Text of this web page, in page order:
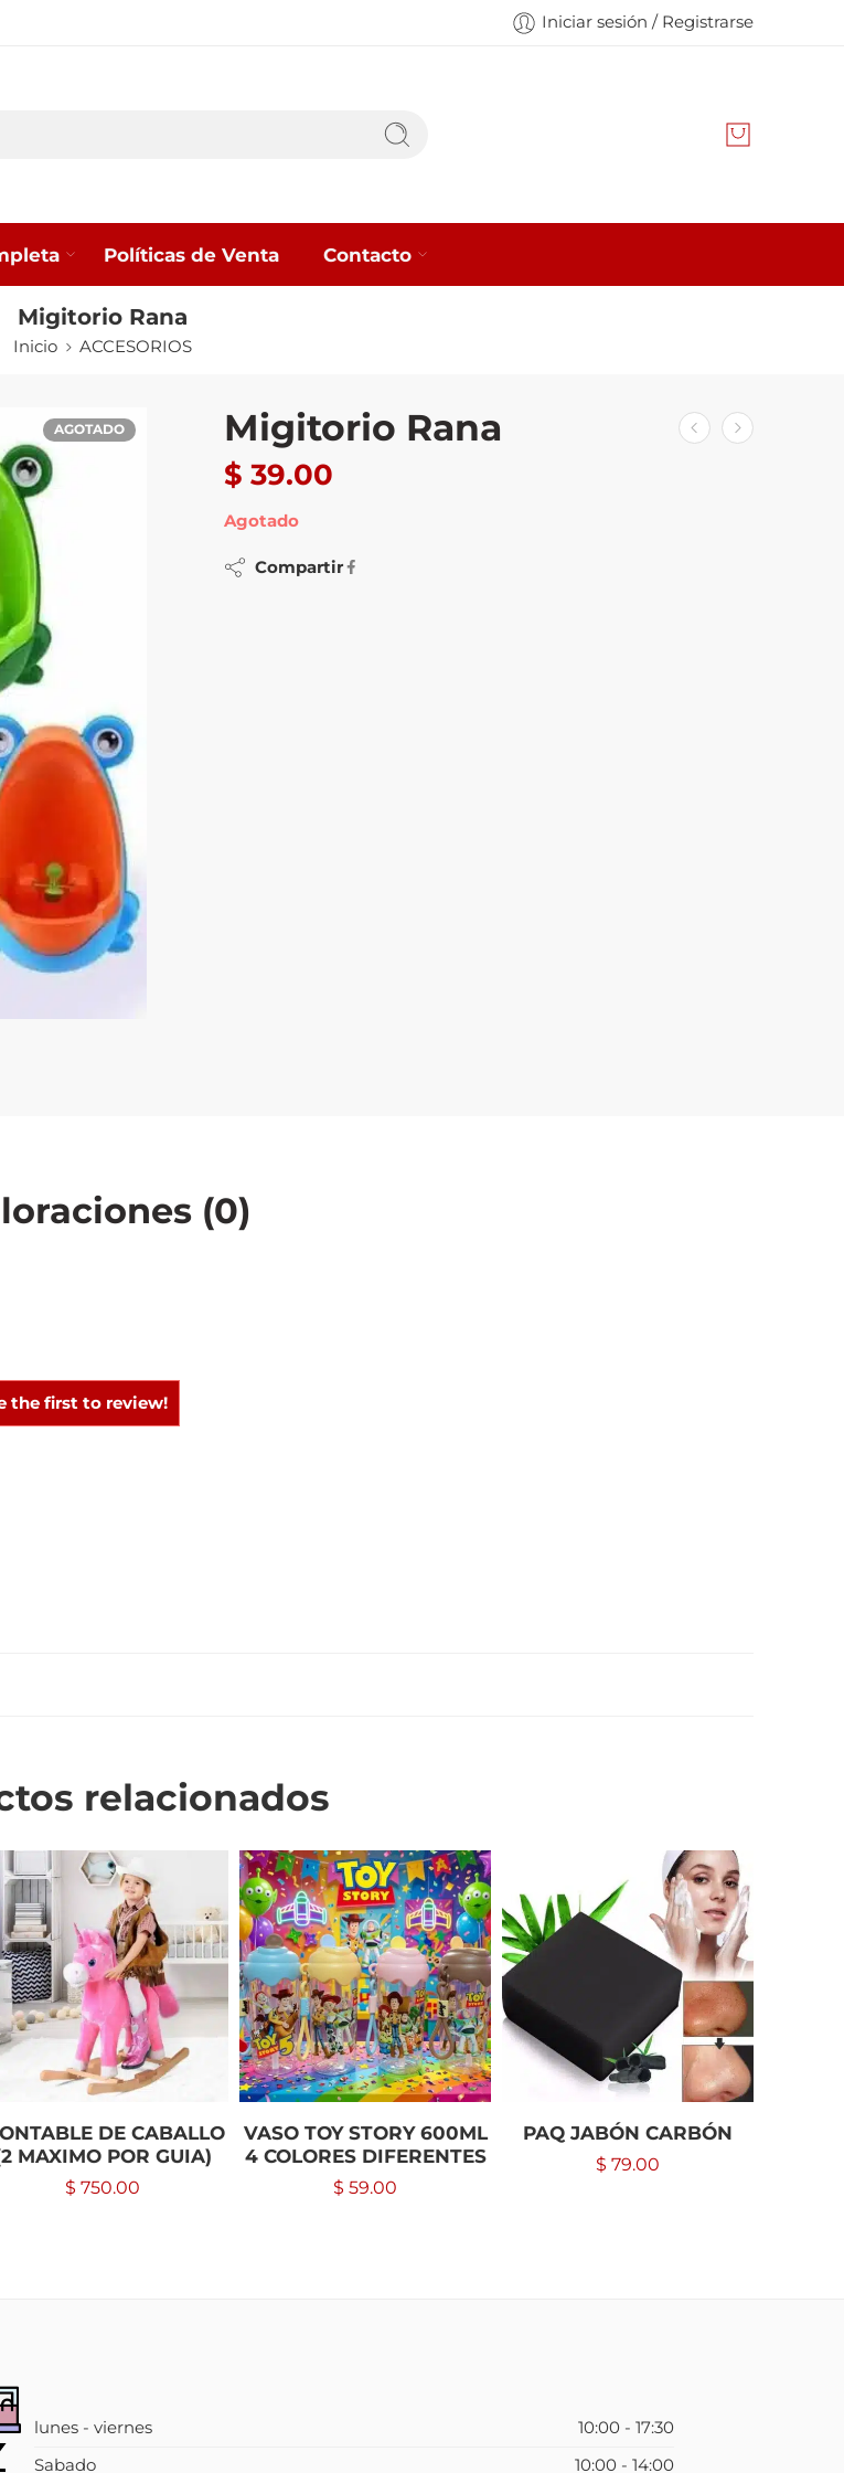
Iniciar sesión / Registrarse
Políticas de Venta Contacto
Migitorio Rana
Inicio ACCESORIOS
AGOTADO Migitorio Rana
$ 39.00
Agotado
Compartir
(0)
the first to review!
relacionados
DE CABALLO
MAXIMO POR GUIA)
$ 750.00
VASO TOY STORY 600ML
4 COLORES DIFERENTES
$ 59.00
PAQ JABÓN CARBÓN
$ 79.00
lunes - viernes
10:00 - 17:30
Sabado
10:00 - 14:00